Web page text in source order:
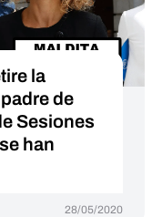
la
de
Sesiones
han
28/05/2020